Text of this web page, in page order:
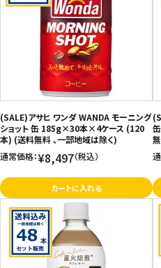
お菓子
飲料
酒類
日用品
セール
フードロス
ペット用品
価格が安い
価格が高い
お気に入り登録数
(SALE)アサヒ ワンダ WANDA モーニング
ショット 缶 185g×30本×4ケース (120
本) (送料無料 、一部地域は除く)
通常価格：¥8,497（税込）
カートに入れる